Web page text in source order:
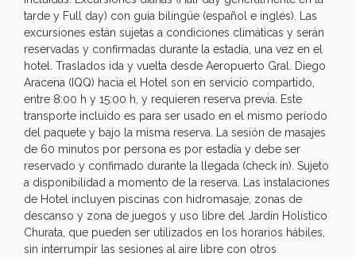
tarde y Full day) con guía bilingüe (español e inglés). Las
excursiones están sujetas a condiciones climáticas y serán
reservadas y confirmadas durante la estadía, una vez en el
hotel. Traslados ida y vuelta desde Aeropuerto Gral. Diego
Aracena (IQQ) hacia el Hotel son en servicio compartido,
entre 8:00 h y 15:00 h, y requieren reserva previa. Este
transporte incluido es para ser usado en el mismo período
del paquete y bajo la misma reserva. La sesión de masajes
de 60 minutos por persona es por estadía y debe ser
reservado y confimado durante la llegada (check in). Sujeto
a disponibilidad a momento de la reserva. Las instalaciones
de Hotel incluyen piscinas con hidromasaje, zonas de
descanso y zona de juegos y uso libre del Jardín Holístico
Churata, que pueden ser utilizados en los horarios hábiles,
sin interrumpir las sesiones al aire libre con otros